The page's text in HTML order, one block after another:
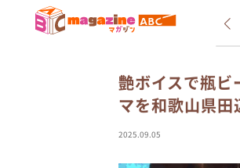
新着 インタビュー
艶ボイスで瓶
マを和歌山県田
2025.09.05